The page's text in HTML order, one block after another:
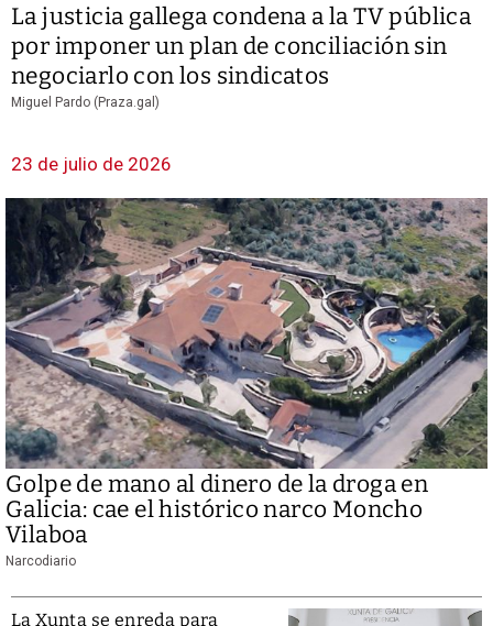
La justicia gallega condena a la TV pública
por imponer un plan de conciliación sin
negociarlo con los sindicatos
Miguel Pardo (Praza.gal)
23 de julio de 2026
Golpe de mano al dinero de la droga en
Galicia: cae el histórico narco Moncho
Vilaboa
Narcodiario
La Xunta se enreda para